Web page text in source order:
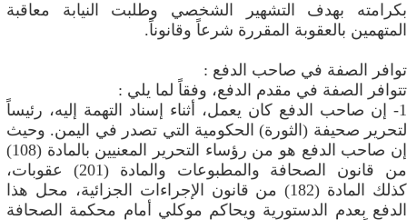
بكرامته بهدف التشهير الشخصي وطلبت النيابة معاقبة
المتهمين بالعقوبة المقررة شرعاً وقانوناً.
توافر الصفة في صاحب الدفع :
تتوافر الصفة في مقدم الدفع، وفقاً لما يلي :
1- إن صاحب الدفع كان يعمل، أثناء إسناد التهمة إليه، رئيساً
لتحرير صحيفة (الثورة) الحكومية التي تصدر في اليمن. وحيث
إن صاحب الدفع هو من رؤساء التحرير المعنيين بالمادة (108)
من قانون الصحافة والمطبوعات والمادة (201) عقوبات،
كذلك المادة (182) من قانون الإجراءات الجزائية، محل هذا
الدفع بعدم الدستورية ويحاكم موكلي أمام محكمة الصحافة